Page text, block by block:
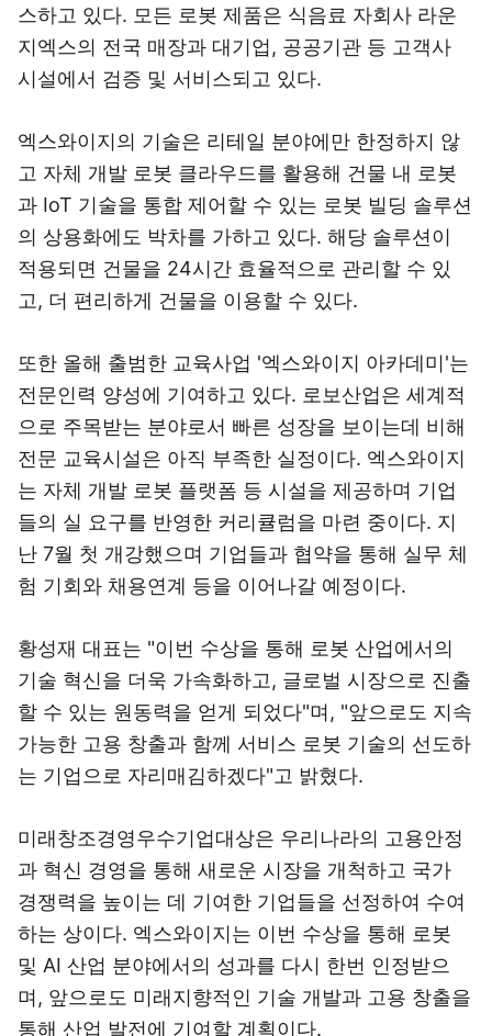
스하고 있다. 모든 로봇 제품은 식음료 자회사 라운
지엑스의 전국 매장과 대기업, 공공기관 등 고객사
시설에서 검증 및 서비스되고 있다.
엑스와이지의 기술은 리테일 분야에만 한정하지 않
고 자체 개발 로봇 클라우드를 활용해 건물 내 로봇
과 IoT 기술을 통합 제어할 수 있는 로봇 빌딩 솔루션
의 상용화에도 박차를 가하고 있다. 해당 솔루션이
적용되면 건물을 24시간 효율적으로 관리할 수 있
고, 더 편리하게 건물을 이용할 수 있다.
또한 올해 출범한 교육사업 '엑스와이지 아카데미'는
전문인력 양성에 기여하고 있다. 로보산업은 세계적
으로 주목받는 분야로서 빠른 성장을 보이는데 비해
전문 교육시설은 아직 부족한 실정이다. 엑스와이지
는 자체 개발 로봇 플랫폼 등 시설을 제공하며 기업
들의 실 요구를 반영한 커리큘럼을 마련 중이다. 지
난 7월 첫 개강했으며 기업들과 협약을 통해 실무 체
험 기회와 채용연계 등을 이어나갈 예정이다.
황성재 대표는 "이번 수상을 통해 로봇 산업에서의
기술 혁신을 더욱 가속화하고, 글로벌 시장으로 진출
할 수 있는 원동력을 얻게 되었다"며, "앞으로도 지속
가능한 고용 창출과 함께 서비스 로봇 기술의 선도하
는 기업으로 자리매김하겠다"고 밝혔다.
미래창조경영우수기업대상은 우리나라의 고용안정
과 혁신 경영을 통해 새로운 시장을 개척하고 국가
경쟁력을 높이는 데 기여한 기업들을 선정하여 수여
하는 상이다. 엑스와이지는 이번 수상을 통해 로봇
및 AI 산업 분야에서의 성과를 다시 한번 인정받으
며, 앞으로도 미래지향적인 기술 개발과 고용 창출을
통해 산업 발전에 기여할 계획이다.